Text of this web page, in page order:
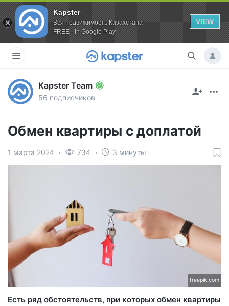
Kapster
Вся недвижимость Казахстана
FREE - In Google Play
VIEW
Kapster Team
56 подписчиков
Обмен квартиры с доплатой
1 марта 2024 734 3 минуты
freepik.com
Есть ряд обстоятельств, при которых обмен квартиры